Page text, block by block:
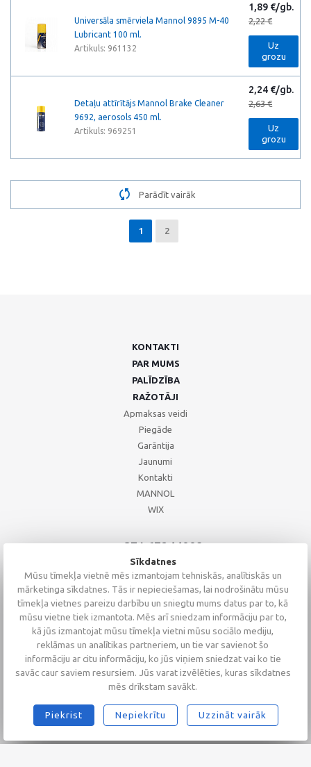
Universāla smērviela Mannol 9895 M-40
Lubricant 100 ml.
Artikuls: 961132
1,89 €/gb.
2,22 €
Uz
grozu
Detaļu attīrītājs Mannol Brake Cleaner
9692, aerosols 450 ml.
Artikuls: 969251
2,24 €/gb.
2,63 €
Uz
grozu
Parādīt vairāk
1 2
KONTAKTI
PAR MUMS
PALĪDZĪBA
RAŽOTĀJI
Apmaksas veidi
Piegāde
Garāntija
Jaunumi
Kontakti
MANNOL
WIX
+371 67244008
+371 67271055
+371 26002793
2026 © Altaserviss SIA
Sīkdatnes
Mūsu tīmekļa vietnē mēs izmantojam tehniskās, analītiskās un
mārketinga sīkdatnes. Tās ir nepieciešamas, lai nodrošinātu mūsu
tīmekļa vietnes pareizu darbību un sniegtu mums datus par to, kā
mūsu vietne tiek izmantota. Mēs arī sniedzam informāciju par to,
kā jūs izmantojat mūsu tīmekļa vietni mūsu sociālo mediju,
reklāmas un analītikas partneriem, un tie var savienot šo
informāciju ar citu informāciju, ko jūs viņiem sniedzat vai ko tie
savāc caur saviem resursiem. Jūs varat izvēlēties, kuras sīkdatnes
mēs drīkstam savākt.
Piekrist Nepiekrītu Uzzināt vairāk